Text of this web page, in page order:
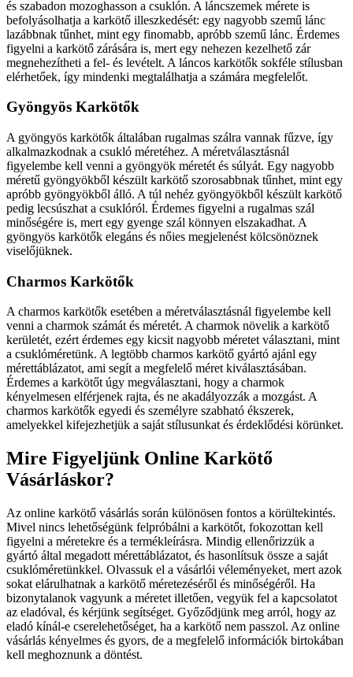
és szabadon mozoghasson a csuklón. A láncszemek mérete is
befolyásolhatja a karkötő illeszkedését: egy nagyobb szemű lánc
lazábbnak tűnhet, mint egy finomabb, apróbb szemű lánc. Érdemes
figyelni a karkötő zárására is, mert egy nehezen kezelhető zár
megnehezítheti a fel- és levételt. A láncos karkötők sokféle stílusban
elérhetőek, így mindenki megtalálhatja a számára megfelelőt.
Gyöngyös Karkötők
A gyöngyös karkötők általában rugalmas szálra vannak fűzve, így
alkalmazkodnak a csukló méretéhez. A méretválasztásnál
figyelembe kell venni a gyöngyök méretét és súlyát. Egy nagyobb
méretű gyöngyökből készült karkötő szorosabbnak tűnhet, mint egy
apróbb gyöngyökből álló. A túl nehéz gyöngyökből készült karkötő
pedig lecsúszhat a csuklóról. Érdemes figyelni a rugalmas szál
minőségére is, mert egy gyenge szál könnyen elszakadhat. A
gyöngyös karkötők elegáns és nőies megjelenést kölcsönöznek
viselőjüknek.
Charmos Karkötők
A charmos karkötők esetében a méretválasztásnál figyelembe kell
venni a charmok számát és méretét. A charmok növelik a karkötő
kerületét, ezért érdemes egy kicsit nagyobb méretet választani, mint
a csuklóméretünk. A legtöbb charmos karkötő gyártó ajánl egy
mérettáblázatot, ami segít a megfelelő méret kiválasztásában.
Érdemes a karkötőt úgy megválasztani, hogy a charmok
kényelmesen elférjenek rajta, és ne akadályozzák a mozgást. A
charmos karkötők egyedi és személyre szabható ékszerek,
amelyekkel kifejezhetjük a saját stílusunkat és érdeklődési körünket.
Mire Figyeljünk Online Karkötő
Vásárláskor?
Az online karkötő vásárlás során különösen fontos a körültekintés.
Mivel nincs lehetőségünk felpróbálni a karkötőt, fokozottan kell
figyelni a méretekre és a termékleírásra. Mindig ellenőrizzük a
gyártó által megadott mérettáblázatot, és hasonlítsuk össze a saját
csuklóméretünkkel. Olvassuk el a vásárlói véleményeket, mert azok
sokat elárulhatnak a karkötő méretezéséről és minőségéről. Ha
bizonytalanok vagyunk a méretet illetően, vegyük fel a kapcsolatot
az eladóval, és kérjünk segítséget. Győződjünk meg arról, hogy az
eladó kínál-e cserelehetőséget, ha a karkötő nem passzol. Az online
vásárlás kényelmes és gyors, de a megfelelő információk birtokában
kell meghoznunk a döntést.